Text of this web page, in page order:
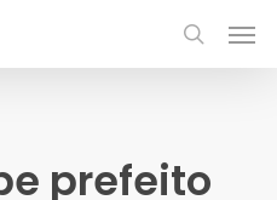
prefeito